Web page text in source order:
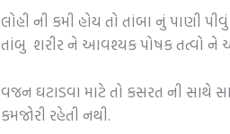
લોહી ની કમી હોય તો તાંબા નું પાણી
તાંબુ શરીર ને આવશ્યક પોષક તત્વો ને
વજન ઘટાડવા માટે તો કસરત ની સાથે
કમજોરી રહેતી નથી.